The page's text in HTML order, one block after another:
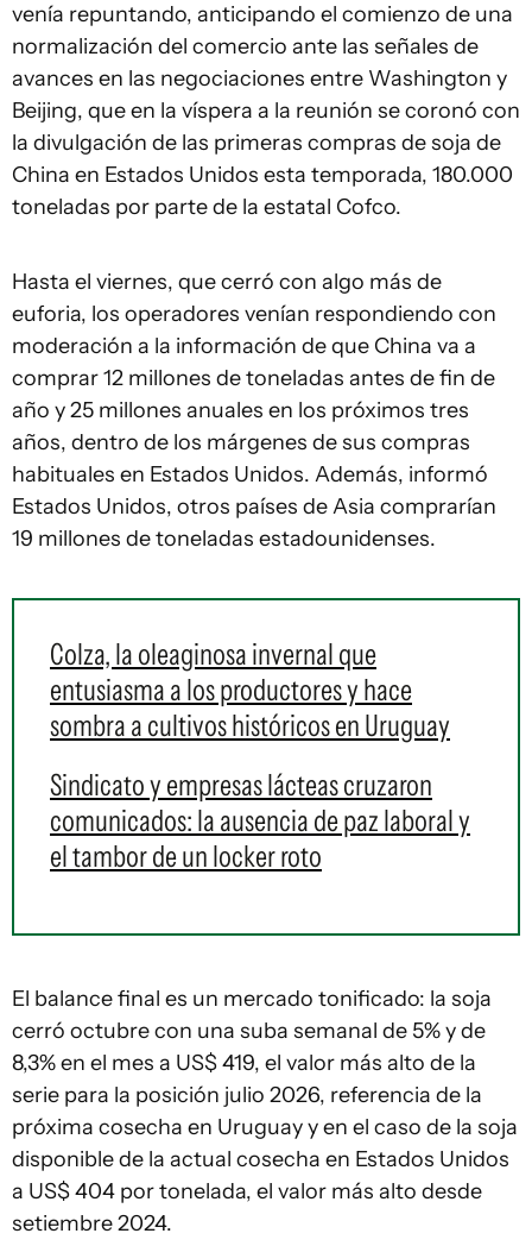
venía repuntando, anticipando el comienzo de una
normalización del comercio ante las señales de
avances en las negociaciones entre Washington y
Beijing, que en la víspera a la reunión se coronó con
la divulgación de las primeras compras de soja de
China en Estados Unidos esta temporada, 180.000
toneladas por parte de la estatal Cofco.
Hasta el viernes, que cerró con algo más de
euforia, los operadores venían respondiendo con
moderación a la información de que China va a
comprar 12 millones de toneladas antes de fin de
año y 25 millones anuales en los próximos tres
años, dentro de los márgenes de sus compras
habituales en Estados Unidos. Además, informó
Estados Unidos, otros países de Asia comprarían
19 millones de toneladas estadounidenses.
Colza, la oleaginosa invernal que
entusiasma a los productores y hace
sombra a cultivos históricos en Uruguay
Sindicato y empresas lácteas cruzaron
comunicados: la ausencia de paz laboral y
el tambor de un locker roto
El balance final es un mercado tonificado: la soja
cerró octubre con una suba semanal de 5% y de
8,3% en el mes a US$ 419, el valor más alto de la
serie para la posición julio 2026, referencia de la
próxima cosecha en Uruguay y en el caso de la soja
disponible de la actual cosecha en Estados Unidos
a US$ 404 por tonelada, el valor más alto desde
setiembre 2024.